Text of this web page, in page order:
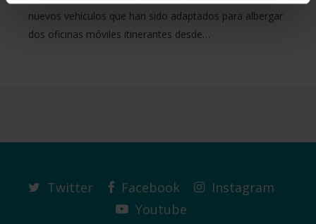
nuevos vehículos que han sido adaptados para albergar
dos oficinas móviles itinerantes desde…
Twitter Facebook
Instagram
Youtube